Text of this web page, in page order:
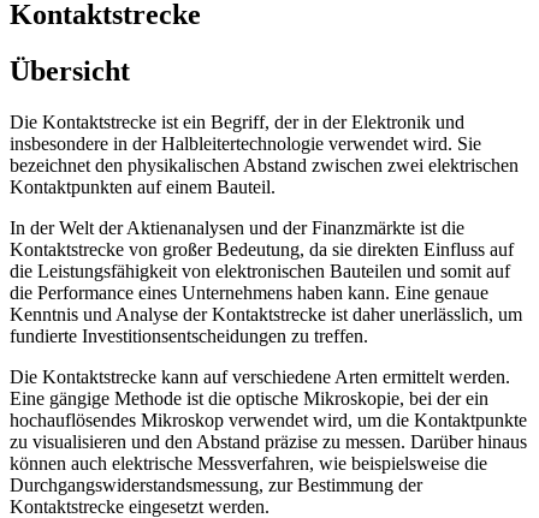
Kontaktstrecke
Übersicht
Die Kontaktstrecke ist ein Begriff, der in der Elektronik und
insbesondere in der Halbleitertechnologie verwendet wird. Sie
bezeichnet den physikalischen Abstand zwischen zwei elektrischen
Kontaktpunkten auf einem Bauteil.
In der Welt der Aktienanalysen und der Finanzmärkte ist die
Kontaktstrecke von großer Bedeutung, da sie direkten Einfluss auf
die Leistungsfähigkeit von elektronischen Bauteilen und somit auf
die Performance eines Unternehmens haben kann. Eine genaue
Kenntnis und Analyse der Kontaktstrecke ist daher unerlässlich, um
fundierte Investitionsentscheidungen zu treffen.
Die Kontaktstrecke kann auf verschiedene Arten ermittelt werden.
Eine gängige Methode ist die optische Mikroskopie, bei der ein
hochauflösendes Mikroskop verwendet wird, um die Kontaktpunkte
zu visualisieren und den Abstand präzise zu messen. Darüber hinaus
können auch elektrische Messverfahren, wie beispielsweise die
Durchgangswiderstandsmessung, zur Bestimmung der
Kontaktstrecke eingesetzt werden.